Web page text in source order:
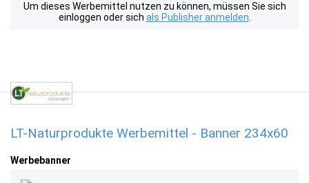
Um dieses Werbemittel nutzen zu können, müssen Sie sich
einloggen oder sich als Publisher anmelden
LT-Naturprodukte Werbemittel - Banner 234x60
Werbebanner